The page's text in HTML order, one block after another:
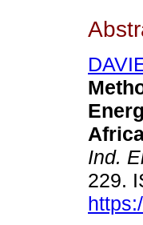
Ind.
229.